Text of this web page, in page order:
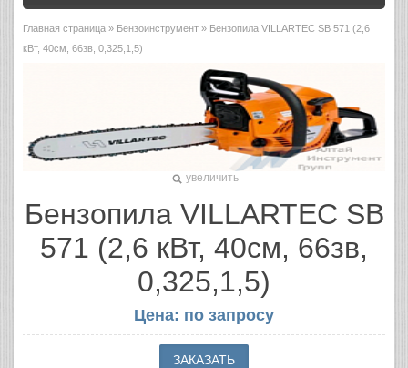
Главная страница » Бензоинструмент » Бензопила VILLARTEC SB 571 (2,6
кВт, 40см, 66зв, 0,325,1,5)
увеличить
Бензопила VILLARTEC SB
571 (2,6 кВт, 40см, 66зв,
0,325,1,5)
Цена: по запросу